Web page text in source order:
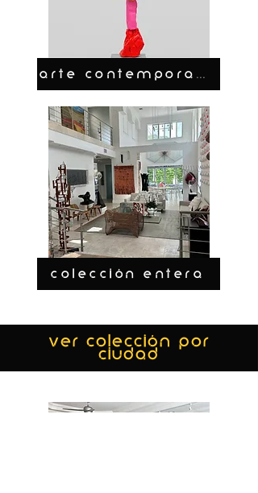
ARTE CONTEMPORANEO
COLECCIÓN ENTERA
ver colección por
ciudad